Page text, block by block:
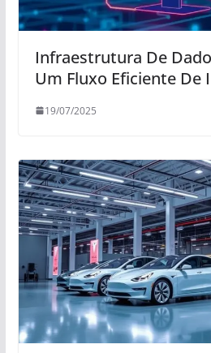
Infraestrutura De
Um Fluxo Eficiente De
19/07/2025